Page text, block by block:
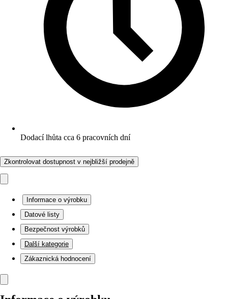
Dodací lhůta cca 6 pracovních dní
Zkontrolovat dostupnost v nejbližší prodejně
Informace o výrobku
Datové listy
Bezpečnost výrobků
Další kategorie
Zákaznická hodnocení